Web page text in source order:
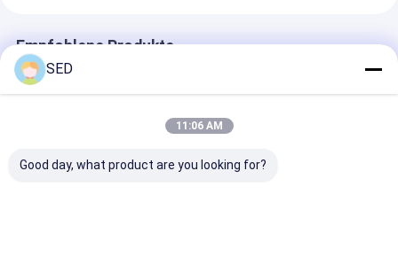
Empfohlene Produkte
SED
11:06 AM
Good day, what product are you looking for?